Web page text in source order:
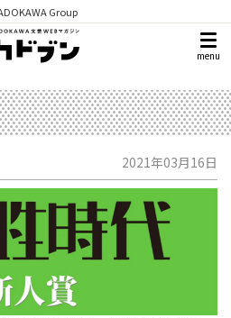
Group
menu
2021年03月16日